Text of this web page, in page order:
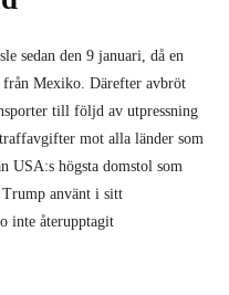
sedan den 9 januari, då en
Mexiko. Därefter avbröt
till följd av utpressning
mot alla länder som
USA:s högsta domstol som
använt i sitt
inte återupptagit